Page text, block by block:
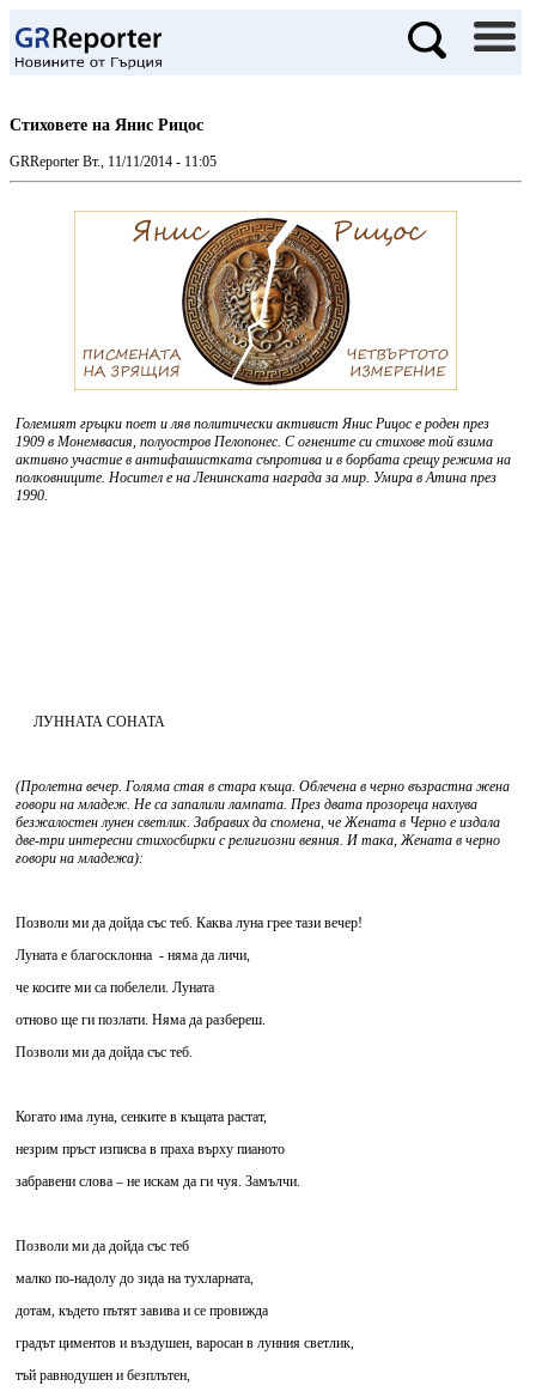
Стиховете на Янис Рицос
GRReporter Вт., 11/11/2014 - 11:05
Големият гръцки поет и ляв политически активист Янис Рицос е роден през
1909 в Монемвасия, полуостров Пелопонес. С огнените си стихове той взима
активно участие в антифашистката съпротива и в борбата срещу режима на
полковниците. Носител е на Ленинската награда за мир. Умира в Атина през
1990.
ЛУННАТА СОНАТА
(Пролетна вечер. Голяма стая в стара къща. Облечена в черно възрастна жена
говори на младеж. Не са запалили лампата. През двата прозореца нахлува
безжалостен лунен светлик. Забравих да спомена, че Жената в Черно е издала
две-три интересни стихосбирки с религиозни веяния. И така, Жената в черно
говори на младежа):
Позволи ми да дойда със теб. Каква луна грее тази вечер!
Луната е благосклонна - няма да личи,
че косите ми са побелели. Луната
отново ще ги позлати. Няма да разбереш.
Позволи ми да дойда със теб.
Когато има луна, сенките в къщата растат,
незрим пръст изписва в праха върху пианото
забравени слова – не искам да ги чуя. Замълчи.
Позволи ми да дойда със теб
малко по-надолу до зида на тухларната,
дотам, където пътят завива и се провижда
градът циментов и въздушен, варосан в лунния светлик,
тъй равнодушен и безплътен,